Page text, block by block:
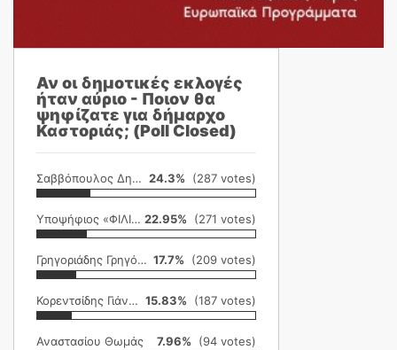
Αν οι δημοτικές εκλογές
ήταν αύριο - Ποιον θα
ψηφίζατε για δήμαρχο
Καστοριάς; (Poll Closed)
Σαββόπουλος Δημήτρης 24.3% (287 votes)
Υποψήφιος «ΦΙΛΙΚΗ ΕΤΑΙΡΕΙΑ» 22.95% (271 votes)
Γρηγοριάδης Γρηγόρης 17.7% (209 votes)
Κορεντσίδης Γιάννης 15.83% (187 votes)
Αναστασίου Θωμάς 7.96% (94 votes)